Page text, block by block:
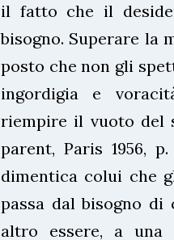
il fatto che il
bisogno. Superare la
posto che non gli
ingordigia e
riempire il vuoto del
parent, Paris 1956,
dimentica colui che
passa dal bisogno
altro essere, a una